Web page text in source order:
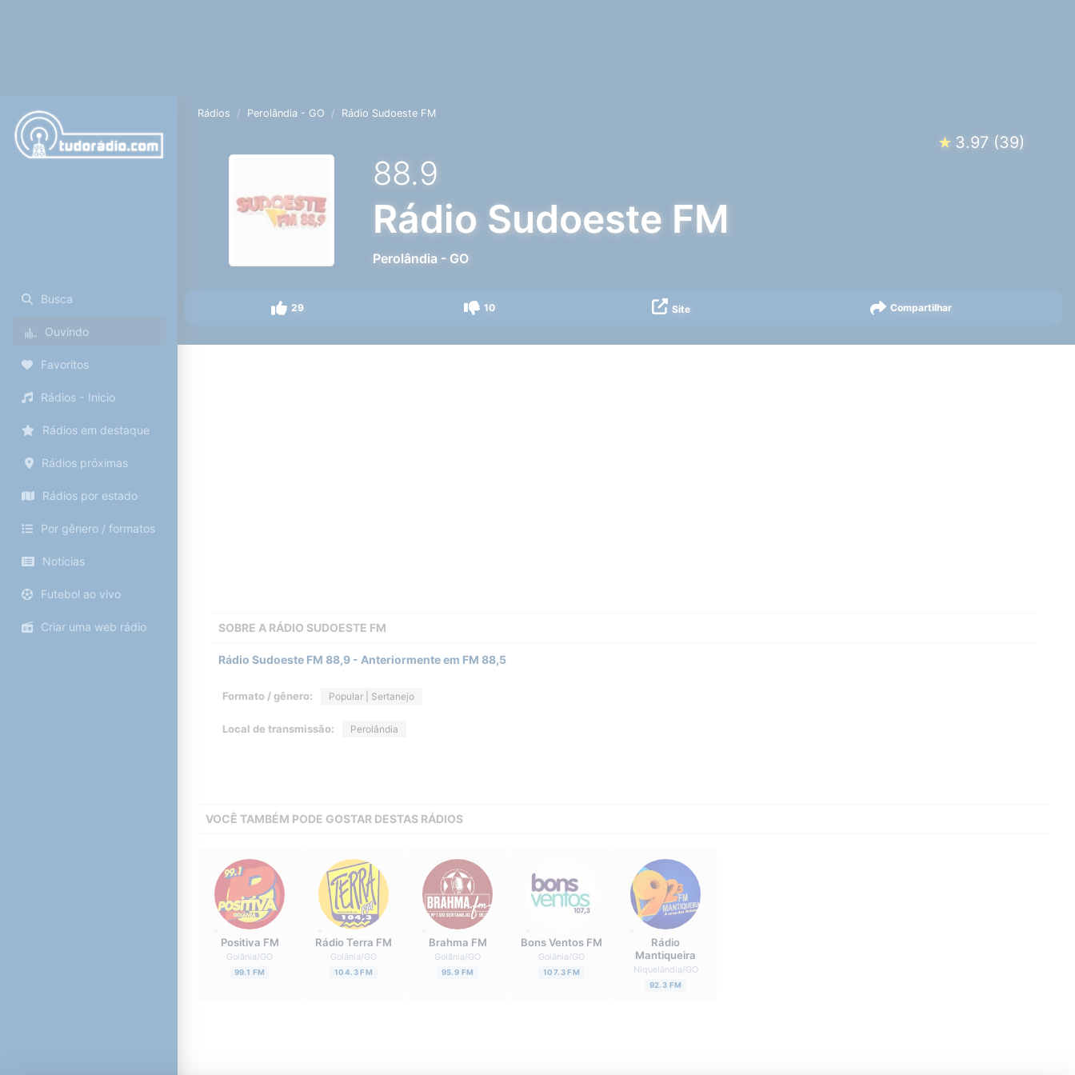
Busca
Ouvindo
Favoritos
Rádios - Inicio
Rádios em destaque
Rádios próximas
Rádios por estado
Por gênero / formatos
Notícias
Futebol ao vivo
Criar uma web rádio
Rádios Perolândia - GO Rádio Sudoeste FM
★ 3.97 (39)
88.9
Rádio Sudoeste FM
Perolândia - GO
29 10 Site Compartilhar
SOBRE A RÁDIO SUDOESTE FM
Rádio Sudoeste FM 88,9 - Anteriormente em FM 88,5
Formato / gênero: Popular | Sertanejo
Local de transmissão: Perolândia
VOCÊ TAMBÉM PODE GOSTAR DESTAS RÁDIOS
Positiva FM
Goiânia/GO
99.1 FM
Rádio Terra FM
Goiânia/GO
104.3 FM
Brahma FM
Goiânia/GO
95.9 FM
Bons Ventos FM
Goiânia/GO
107.3 FM
Rádio
Mantiqueira
Niquelândia/GO
92.3 FM